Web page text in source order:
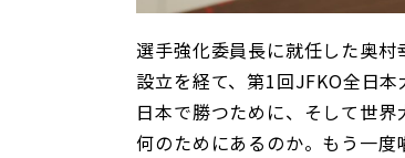
選手強化委員長に就任した奥村
設立を経て、第1回JFKO全日本
日本で勝つために、そして世
何のためにあるのか。もう一度